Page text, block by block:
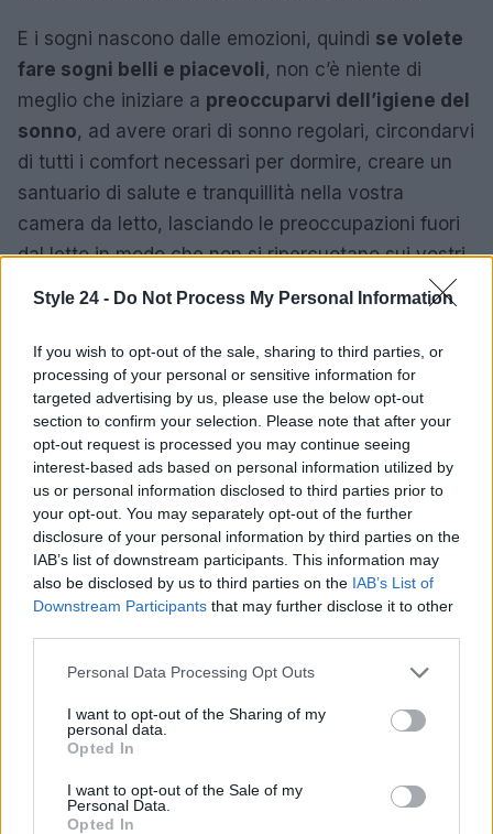
Style 24 - Do Not Process My Personal Information
If you wish to opt-out of the sale, sharing to third parties, or
processing of your personal or sensitive information for
targeted advertising by us, please use the below opt-out
section to confirm your selection. Please note that after your
opt-out request is processed you may continue seeing
interest-based ads based on personal information utilized by
us or personal information disclosed to third parties prior to
your opt-out. You may separately opt-out of the further
disclosure of your personal information by third parties on the
IAB’s list of downstream participants. This information may
also be disclosed by us to third parties on the IAB’s List of
Downstream Participants that may further disclose it to other
Please note that this website/app uses one or more Google
not limited to your visit or usage behaviour. You may click to
grant or deny consent to Google and its third-party tags to
use your data for below specified purposes in below Google
consent section.
Personal Data Processing Opt Outs
I want to opt-out of the Sharing of my
personal data.
Opted In
I want to opt-out of the Sale of my
Personal Data.
Opted In
E i sogni nascono dalle emozioni, quindi se volete
fare sogni belli e piacevoli, non c’è niente di
meglio che iniziare a preoccuparvi dell’igiene del
sonno, ad avere orari di sonno regolari, circondarvi
di tutti i comfort necessari per dormire, creare un
santuario di salute e tranquillità nella vostra
camera da letto, lasciando le preoccupazioni fuori
dal letto in modo che non si ripercuotano sui vostri
sogni. Perché dormire bene è necessario per
possiamo approfittarne per goderci i sogni, molto
meglio.
AUTORE
Redazione di style24